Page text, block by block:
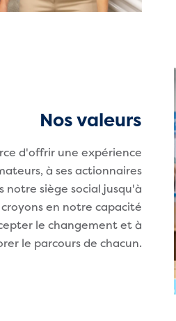
Nos valeurs
d'offrir une expérience
à ses actionnaires
notre siège social jusqu'à
en notre capacité
le changement et à
le parcours de chacun.